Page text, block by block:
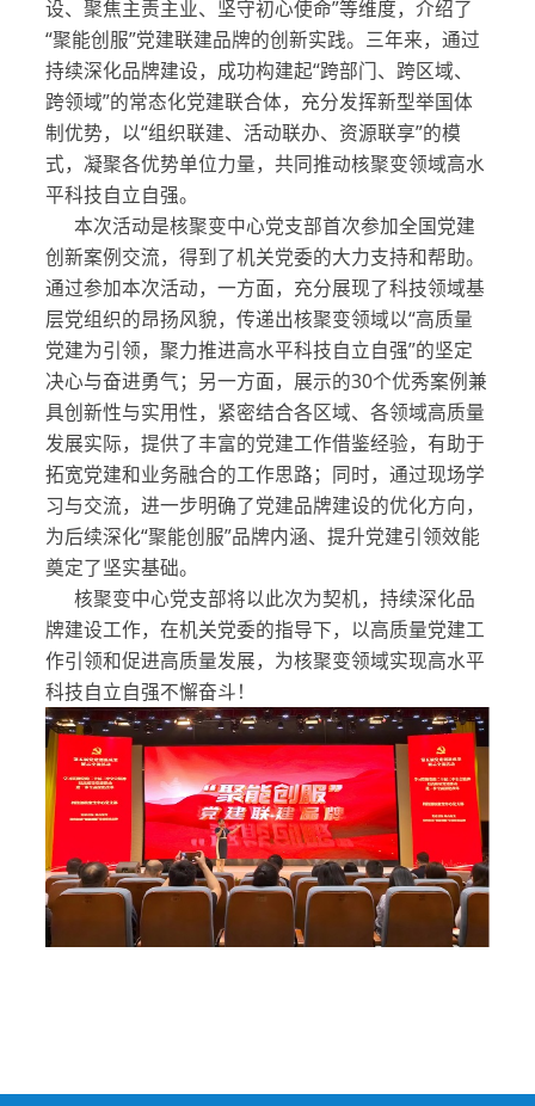
设、聚焦主责主业、坚守初心使命”等维度，介绍了
“聚能创服”党建联建品牌的创新实践。三年来，通过
持续深化品牌建设，成功构建起“跨部门、跨区域、
跨领域”的常态化党建联合体，充分发挥新型举国体
制优势，以“组织联建、活动联办、资源联享”的模
式，凝聚各优势单位力量，共同推动核聚变领域高水
平科技自立自强。
本次活动是核聚变中心党支部首次参加全国党建
创新案例交流，得到了机关党委的大力支持和帮助。
通过参加本次活动，一方面，充分展现了科技领域基
层党组织的昂扬风貌，传递出核聚变领域以“高质量
党建为引领，聚力推进高水平科技自立自强”的坚定
决心与奋进勇气；另一方面，展示的30个优秀案例兼
具创新性与实用性，紧密结合各区域、各领域高质量
发展实际，提供了丰富的党建工作借鉴经验，有助于
拓宽党建和业务融合的工作思路；同时，通过现场学
习与交流，进一步明确了党建品牌建设的优化方向，
为后续深化“聚能创服”品牌内涵、提升党建引领效能
奠定了坚实基础。
核聚变中心党支部将以此次为契机，持续深化品
牌建设工作，在机关党委的指导下，以高质量党建工
作引领和促进高质量发展，为核聚变领域实现高水平
科技自立自强不懈奋斗！